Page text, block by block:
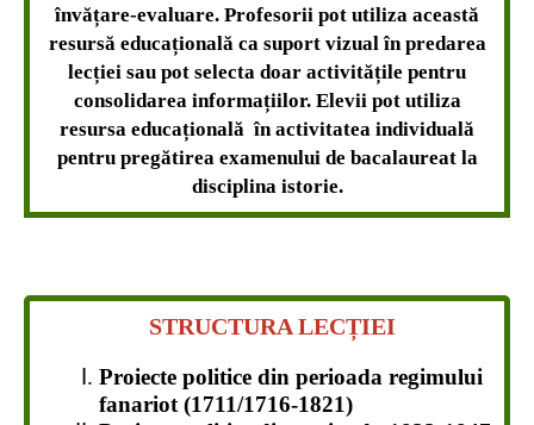
învățare-evaluare. Profesorii pot utiliza această
resursă educațională ca suport vizual în predarea
lecției sau pot selecta doar activitățile pentru
consolidarea informațiilor. Elevii pot utiliza
resursa educațională în activitatea individuală
pentru pregătirea examenului de bacalaureat la
disciplina istorie.
STRUCTURA LECȚIEI
Proiecte politice din perioada regimului
fanariot (1711/1716-1821)